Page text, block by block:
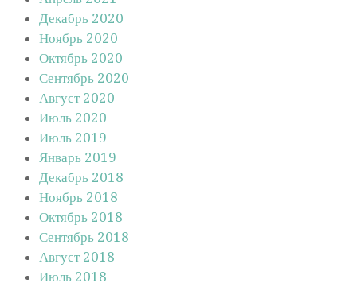
Декабрь 2020
Ноябрь 2020
Октябрь 2020
Сентябрь 2020
Август 2020
Июль 2020
Июль 2019
Январь 2019
Декабрь 2018
Ноябрь 2018
Октябрь 2018
Сентябрь 2018
Август 2018
Июль 2018